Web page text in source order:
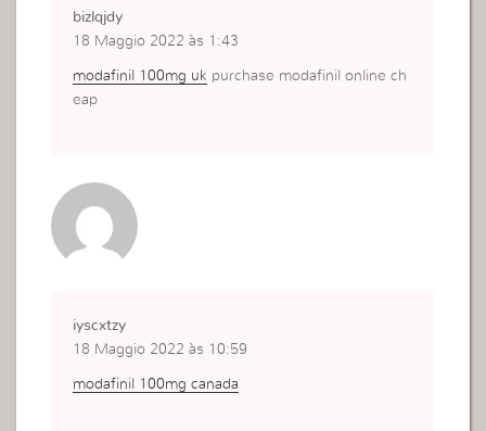
bizlqjdy
18 Maggio 2022 às 1:43
modafinil 100mg uk purchase modafinil online ch
eap
iyscxtzy
18 Maggio 2022 às 10:59
modafinil 100mg canada